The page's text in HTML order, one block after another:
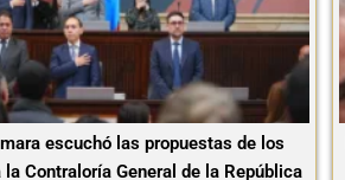
escuchó las propuestas de los
Contraloría General de la República